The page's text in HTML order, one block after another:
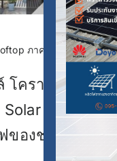
ภาคอีสาน
โคราช
Solar ทางเลือก
ของชาวโคราช